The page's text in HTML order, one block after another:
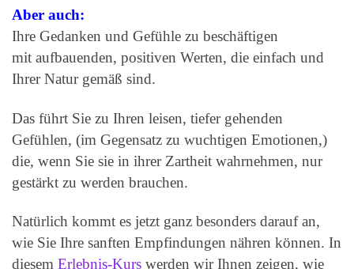
Aber auch:
Ihre Gedanken und Gefühle zu beschäftigen
mit aufbauenden, positiven Werten, die einfach und
Ihrer Natur gemäß sind.
Das führt Sie zu Ihren leisen, tiefer gehenden
Gefühlen, (im Gegensatz zu wuchtigen Emotionen,)
die, wenn Sie sie in ihrer Zartheit wahrnehmen, nur
gestärkt zu werden brauchen.
Natürlich kommt es jetzt ganz besonders darauf an,
wie Sie Ihre sanften Empfindungen nähren können. In
diesem Erlebnis-Kurs werden wir Ihnen zeigen, wie